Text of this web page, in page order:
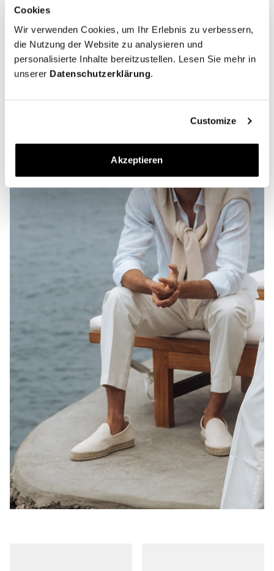
Cookies
Wir verwenden Cookies, um Ihr Erlebnis zu verbessern,
die Nutzung der Website zu analysieren und
personalisierte Inhalte bereitzustellen. Lesen Sie mehr in
unserer Datenschutzerklärung.
Customize
Akzeptieren